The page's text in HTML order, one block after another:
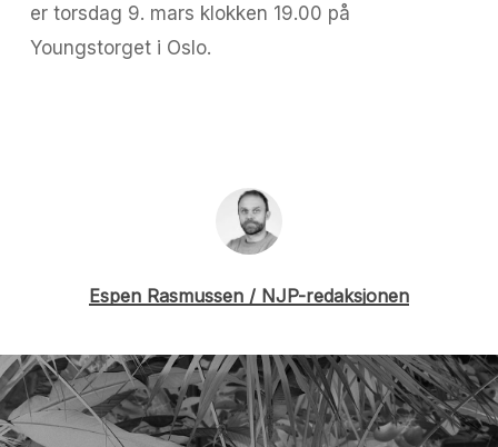
er torsdag 9. mars klokken 19.00 på
Youngstorget i Oslo.
Espen Rasmussen / NJP-redaksjonen